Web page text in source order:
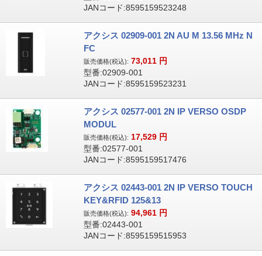
JANコード:8595159523248
アクシス 02909-001 2N AU M 13.56 MHz N
FC
販売価格(税込): 73,011 円
型番:02909-001
JANコード:8595159523231
アクシス 02577-001 2N IP VERSO OSDP
MODUL
販売価格(税込): 17,529 円
型番:02577-001
JANコード:8595159517476
アクシス 02443-001 2N IP VERSO TOUCH
KEY&RFID 125&13
販売価格(税込): 94,961 円
型番:02443-001
JANコード:8595159515953